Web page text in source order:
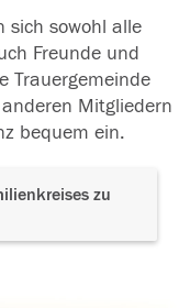
sich sowohl alle
Freunde und
Trauergemeinde
Mitgliedern
bequem ein.
zu